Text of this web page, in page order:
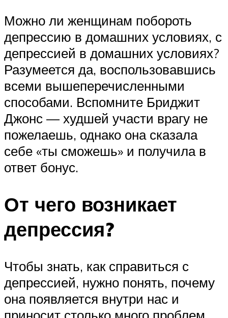
Можно ли женщинам побороть
депрессию в домашних условиях, с
депрессией в домашних условиях?
Разумеется да, воспользовавшись
всеми вышеперечисленными
способами. Вспомните Бриджит
Джонс — худшей участи врагу не
пожелаешь, однако она сказала
себе «ты сможешь» и получила в
ответ бонус.
От чего возникает
депрессия?
Чтобы знать, как справиться с
депрессией, нужно понять, почему
она появляется внутри нас и